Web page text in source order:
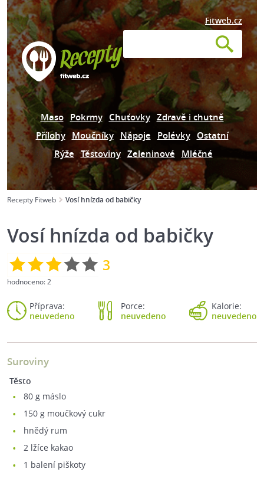
Fitweb.cz
Maso Pokrmy Chuťovky Zdravě i chutně
Přílohy Moučníky Nápoje Polévky Ostatní
Rýže Těstoviny Zeleninové Mléčné
Recepty Fitweb Vosí hnízda od babičky
Vosí hnízda od babičky
3
hodnoceno:2
Příprava:
neuvedeno
Porce:
neuvedeno
Kalorie:
neuvedeno
Suroviny
Těsto
80 g máslo
150 g moučkový cukr
hnědý rum
2 lžíce kakao
1 balení piškoty